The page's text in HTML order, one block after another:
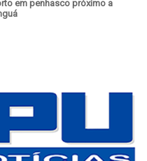
em penhasco próximo a